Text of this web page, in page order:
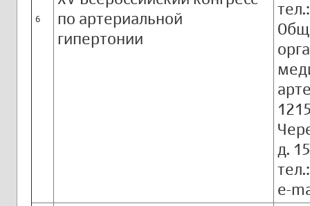
6
по артериальной
гипертонии
д.
e-